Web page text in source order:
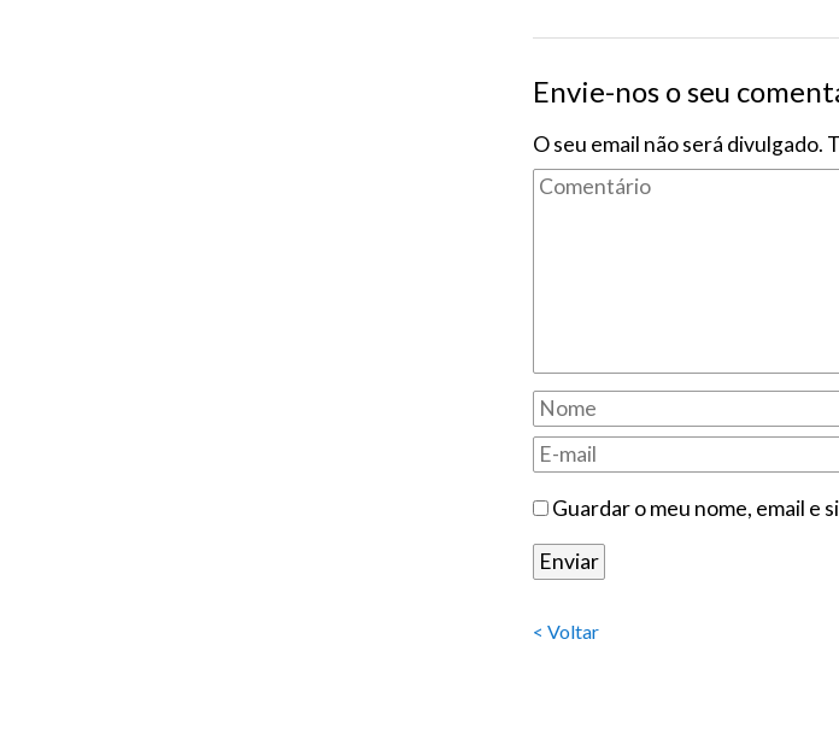
Envie-nos o seu
O seu email não será divulgado.
Guardar o meu nome, email e
< Voltar